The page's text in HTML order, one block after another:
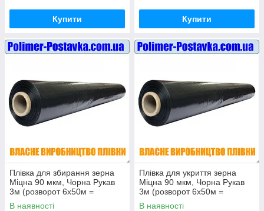
Купити Купити
Плівка для збирання зерна
Міцна 90 мкм, Чорна Рукав
3м (розворот 6х50м =
300кв.м)
В наявності
Плівка для укриття зерна
Міцна 90 мкм, Чорна Рукав
3м (розворот 6х50м =
300кв.м)
В наявності